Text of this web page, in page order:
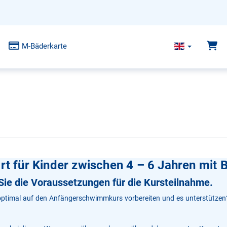
M-Bäderkarte
für Kinder zwischen 4 – 6 Jahren mit
die Voraussetzungen für die Kursteilnahme.
auf den Anfängerschwimmkurs vorbereiten und es